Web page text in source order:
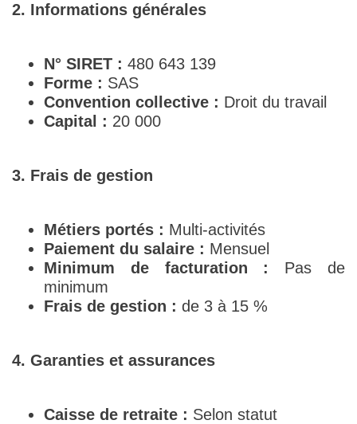
2. Informations générales
N° SIRET : 480 643 139
Forme : SAS
Convention collective : Droit du travail
Capital : 20 000
3. Frais de gestion
Métiers portés : Multi-activités
Paiement du salaire : Mensuel
Minimum de facturation :
Pas de
minimum
Frais de gestion : de 3 à 15 %
4. Garanties et assurances
Caisse de retraite : Selon statut